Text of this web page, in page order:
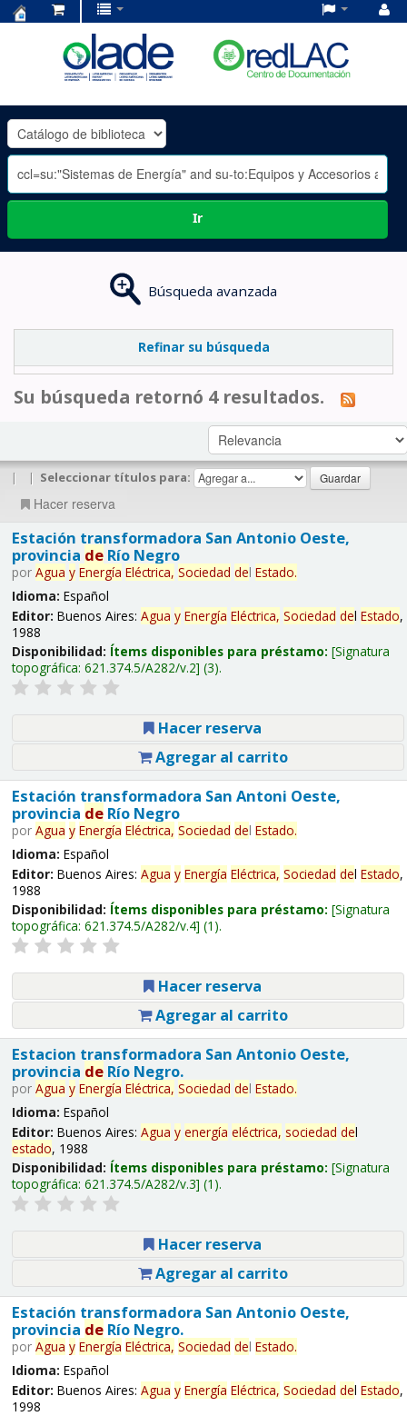
OLADE
-
Ir
Búsqueda avanzada
Refinar su búsqueda
Su búsqueda retornó 4 resultados.
| | Seleccionar títulos para:
Hacer reserva
Estación transformadora San Antonio Oeste,
provincia deRío Negro
por Agua y Energía Eléctrica, Sociedad del Estado.
Idioma: Español
Editor: Buenos Aires: Agua y Energía Eléctrica, Sociedad del Estado,
1988
Disponibilidad: Ítems disponibles para préstamo: Signatura
topográfica: 621.374.5/A282/v.2 (3).
Hacer reserva
Agregar al carrito
Estación transformadora San Antoni Oeste,
provincia deRío Negro
por Agua y Energía Eléctrica, Sociedad del Estado.
Idioma: Español
Editor: Buenos Aires: Agua y Energía Eléctrica, Sociedad del Estado,
1988
Disponibilidad: Ítems disponibles para préstamo: Signatura
topográfica: 621.374.5/A282/v.4 (1).
Hacer reserva
Agregar al carrito
Estacion transformadora San Antonio Oeste,
provincia deRío Negro.
por Agua y Energía Eléctrica, Sociedad del Estado.
Idioma: Español
Editor: Buenos Aires: Agua y energía eléctrica, sociedad del
estado, 1988
Disponibilidad: Ítems disponibles para préstamo: Signatura
topográfica: 621.374.5/A282/v.3 (1).
Hacer reserva
Agregar al carrito
Estación transformadora San Antonio Oeste,
provincia deRío Negro.
por Agua y Energía Eléctrica, Sociedad del Estado.
Idioma: Español
Editor: Buenos Aires: Agua y Energía Eléctrica, Sociedad del Estado,
1998